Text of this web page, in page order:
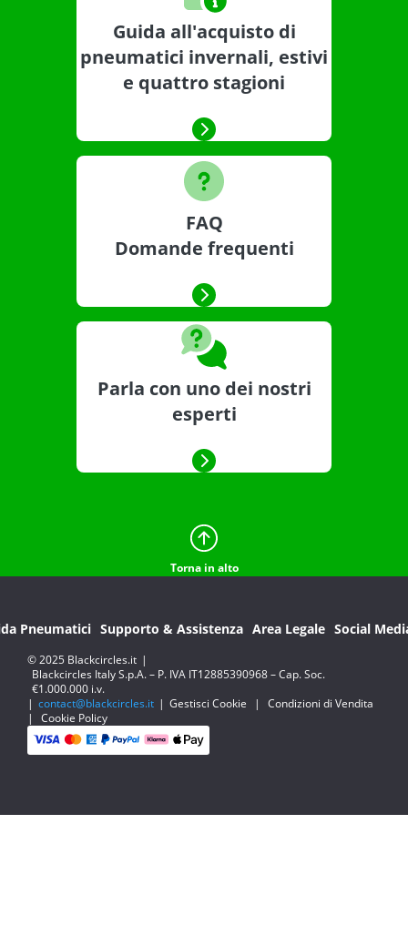
Guida all'acquisto di
pneumatici invernali, estivi
e quattro stagioni
FAQ
Domande frequenti
Parla con uno dei nostri
esperti
Torna in alto
Pneumatici Supporto & Assistenza Area Legale Social
© 2025 Blackcircles.it |
Blackcircles Italy S.p.A. – P. IVA IT12885390968 – Cap. Soc.
€1.000.000 i.v.
| contact@blackcircles.it | Gestisci Cookie |
Condizioni di Vendita
|
Cookie Policy